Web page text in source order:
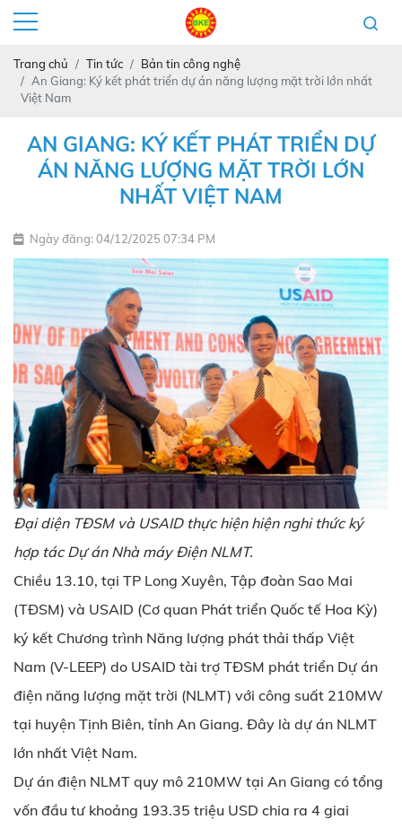
Trang chủ Tin tức
Bản tin công nghệ
An Giang: Ký kết phát triển dự án năng lượng mặt trời lớn nhất
Việt Nam
AN GIANG: KÝ KẾT PHÁT TRIỂN DỰ
ÁN NĂNG LƯỢNG MẶT TRỜI LỚN
NHẤT VIỆT NAM
Ngày đăng: 04/12/2025 07:34 PM
Đại diện TĐSM và USAID thực hiện hiện nghi thức ký
hợp tác Dự án Nhà máy Điện NLMT.
Chiều 13.10, tại TP Long Xuyên, Tập đoàn Sao Mai
(TĐSM) và USAID (Cơ quan Phát triển Quốc tế Hoa Kỳ)
ký kết Chương trình Năng lượng phát thải thấp Việt
Nam (V-LEEP) do USAID tài trợ TĐSM phát triển Dự án
điện năng lượng mặt trời (NLMT) với công suất 210MW
tại huyện Tịnh Biên, tỉnh An Giang. Đây là dự án NLMT
lớn nhất Việt Nam.
Dự án điện NLMT quy mô 210MW tại An Giang có tổng
vốn đầu tư khoảng 193.35 triệu USD chia ra 4 giai